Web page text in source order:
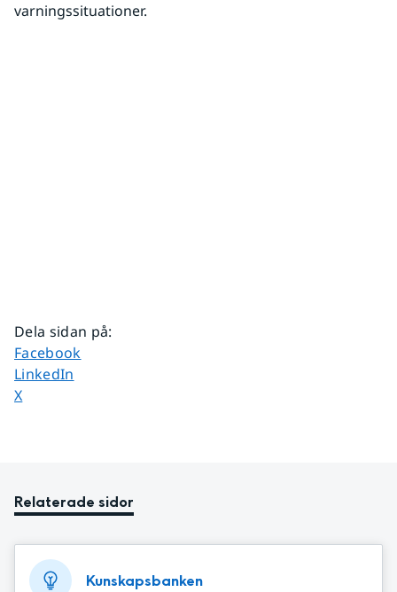
varningssituationer.
Dela sidan på:
Dela sidan på
Facebook
Dela sidan på
LinkedIn
Dela sidan på
X
Relaterade sidor
Kunskapsbanken